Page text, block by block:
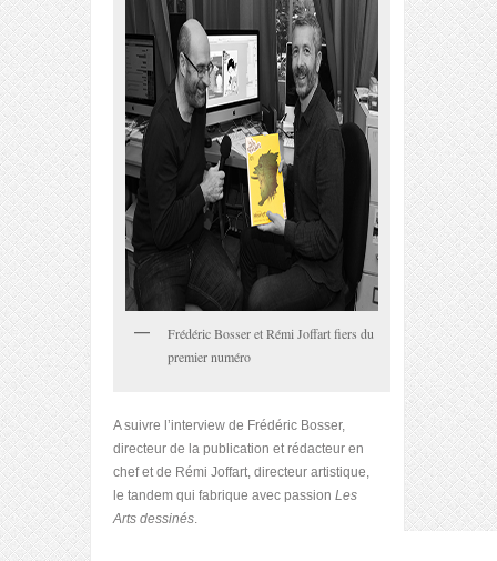
Frédéric Bosser et Rémi Joffart fiers du
premier numéro
A suivre l’interview de Frédéric Bosser,
directeur de la publication et rédacteur en
chef et de Rémi Joffart, directeur artistique,
le tandem qui fabrique avec passion Les
Arts dessinés.